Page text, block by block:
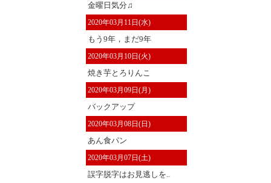
金曜日気分♫
2020年03月11日(水)
もう9年，まだ9年
2020年03月10日(火)
焼き芋とろりんこ
2020年03月09日(月)
バックアップ
2020年03月08日(日)
あん食パン
2020年03月07日(土)
誤字脱字はお見逃しを..